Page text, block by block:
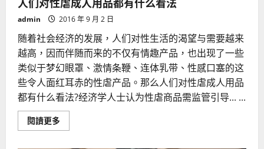
admin 2016 年 9 月 2 日
随着社会经济的发展，人们对性生活的渴望与需要越来
越高，因而伴随而来的不仅有情趣产品，也出现了一些
类似于梦幻眼罩、激情条鞭、连体乳带、性感口塞的这
些令人面红耳赤的性虐产品。那么人们对性虐成人用品
都有什么看法?经济学人士认为性虐商品需监管引导... ...
閱讀更多
more